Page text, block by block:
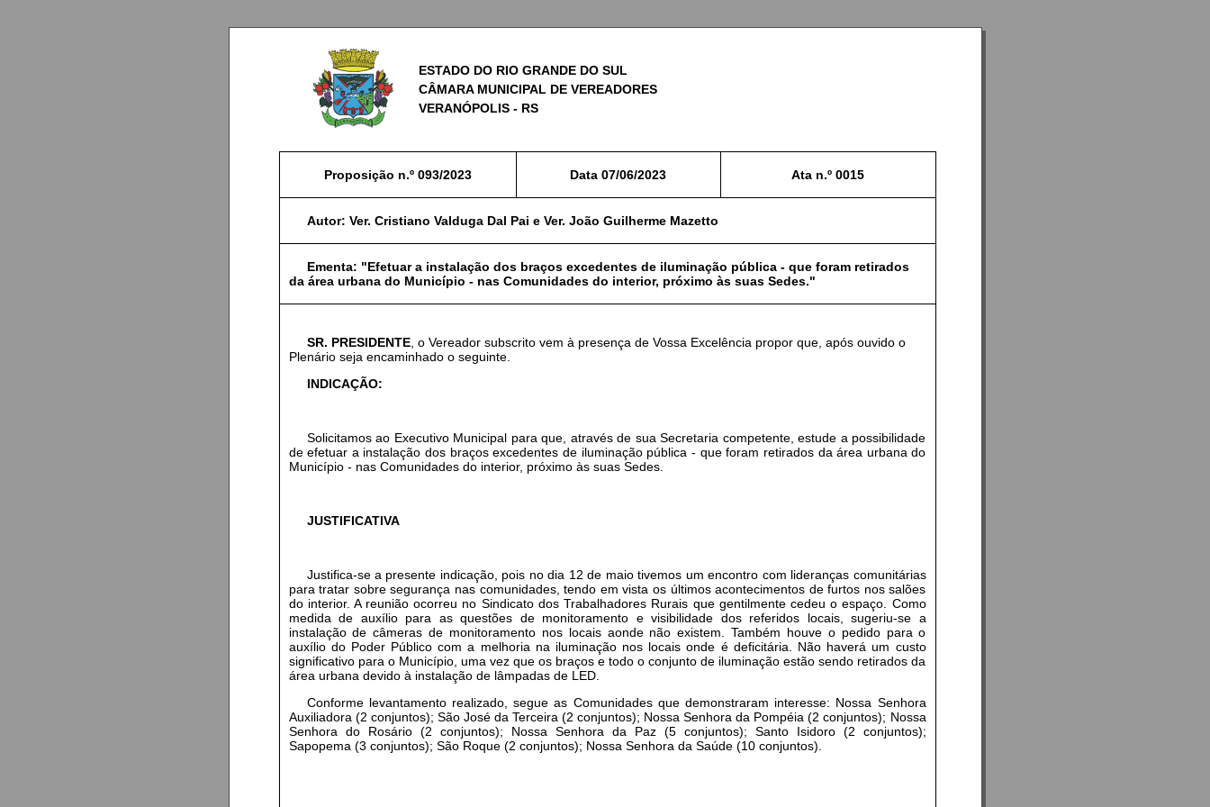
ESTADO DO RIO GRANDE DO SUL
CÂMARA MUNICIPAL DE VEREADORES
VERANÓPOLIS - RS
Proposição n.º 093/2023 Data 07/06/2023 Ata n.º 0015
Autor: Ver. Cristiano Valduga Dal Pai e Ver. João Guilherme Mazetto
Ementa: "Efetuar a instalação dos braços excedentes de iluminação pública - que foram retirados
da área urbana do Município - nas Comunidades do interior, próximo às suas Sedes."
SR. PRESIDENTE, o Vereador subscrito vem à presença de Vossa Excelência propor que, após ouvido o
Plenário seja encaminhado o seguinte.
INDICAÇÃO:
Solicitamos ao Executivo Municipal para que, através de sua Secretaria competente, estude a possibilidade
de efetuar a instalação dos braços excedentes de iluminação pública - que foram retirados da área urbana do
Município - nas Comunidades do interior, próximo às suas Sedes.
JUSTIFICATIVA
Justifica-se a presente indicação, pois no dia 12 de maio tivemos um encontro com lideranças comunitárias
para tratar sobre segurança nas comunidades, tendo em vista os últimos acontecimentos de furtos nos salões
do interior. A reunião ocorreu no Sindicato dos Trabalhadores Rurais que gentilmente cedeu o espaço. Como
medida de auxílio para as questões de monitoramento e visibilidade dos referidos locais, sugeriu-se a
instalação de câmeras de monitoramento nos locais aonde não existem. Também houve o pedido para o
auxílio do Poder Público com a melhoria na iluminação nos locais onde é deficitária. Não haverá um custo
significativo para o Município, uma vez que os braços e todo o conjunto de iluminação estão sendo retirados da
área urbana devido à instalação de lâmpadas de LED.
Conforme levantamento realizado, segue as Comunidades que demonstraram interesse: Nossa Senhora
Auxiliadora (2 conjuntos); São José da Terceira (2 conjuntos); Nossa Senhora da Pompéia (2 conjuntos); Nossa
Senhora do Rosário (2 conjuntos); Nossa Senhora da Paz (5 conjuntos); Santo Isidoro (2 conjuntos);
Sapopema (3 conjuntos); São Roque (2 conjuntos); Nossa Senhora da Saúde (10 conjuntos).